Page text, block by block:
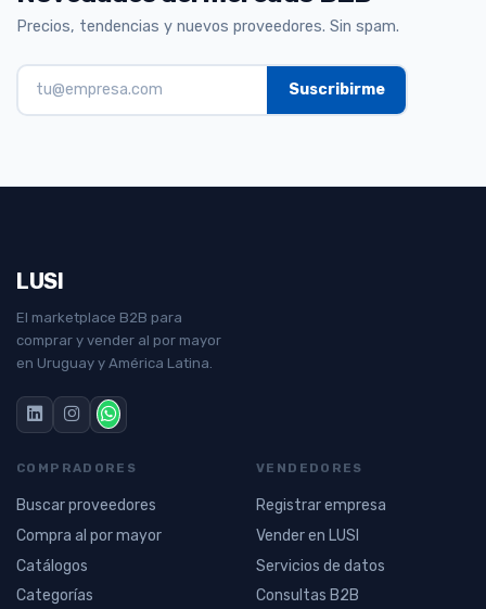
Precios, tendencias y nuevos proveedores. Sin spam.
LUSI
El marketplace B2B para
comprar y vender al por mayor
en Uruguay y América Latina.
COMPRADORES
Buscar proveedores
Compra al por mayor
Catálogos
Categorías
VENDEDORES
Registrar empresa
Vender en LUSI
Servicios de datos
Consultas B2B